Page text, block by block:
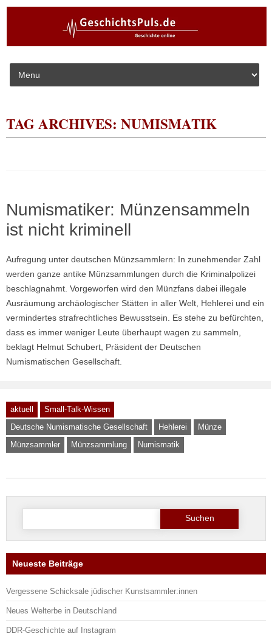
Skip to content
TAG ARCHIVES: NUMISMATIK
Numismatiker: Münzensammeln
ist nicht kriminell
Aufregung unter deutschen Münzsammlern: In zunehmender Zahl
werden ganze antike Münzsammlungen durch die Kriminalpolizei
beschlagnahmt. Vorgeworfen wird den Münzfans dabei illegale
Ausräumung archäologischer Stätten in aller Welt, Hehlerei und ein
vermindertes strafrechtliches Bewusstsein. Es stehe zu befürchten,
dass es immer weniger Leute überhaupt wagen zu sammeln,
beklagt Helmut Schubert, Präsident der Deutschen
Numismatischen Gesellschaft.
aktuell
Small-Talk-Wissen
Deutsche Numismatische Gesellschaft
Hehlerei
Münze
Münzsammler
Münzsammlung Numismatik
Suche
Neueste Beiträge
Vergessene Schicksale jüdischer Kunstsammler:innen
Neues Welterbe in Deutschland
DDR-Geschichte auf Instagram